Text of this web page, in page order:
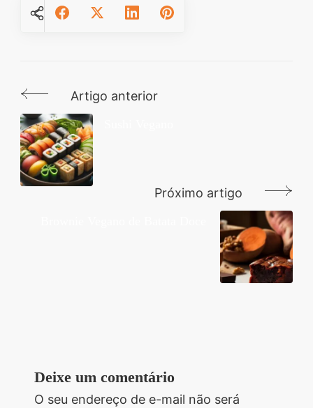
Navegação
de
post
Artigo anterior
Próximo artigo
Deixe um comentário
O seu endereço de e-mail não será